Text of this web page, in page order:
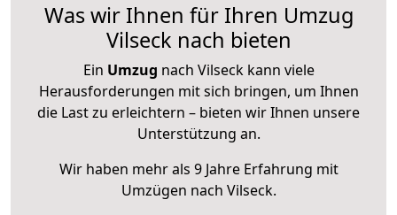
Was wir Ihnen für Ihren Umzug
Vilseck nach bieten
Ein Umzug nach Vilseck kann viele
Herausforderungen mit sich bringen, um Ihnen
die Last zu erleichtern – bieten wir Ihnen unsere
Unterstützung an.
Wir haben mehr als 9 Jahre Erfahrung mit
Umzügen nach Vilseck.